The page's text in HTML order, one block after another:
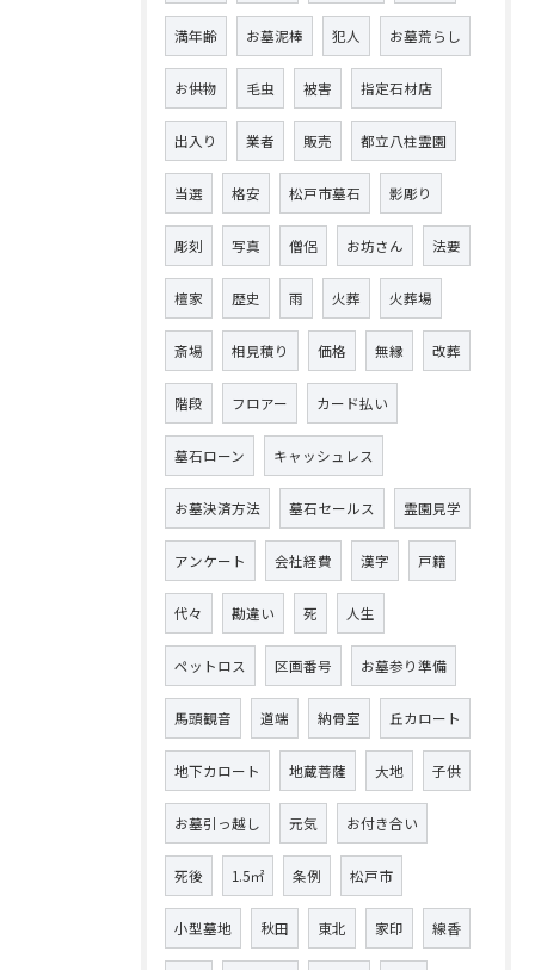
満年齢 お墓泥棒 犯人 お墓荒らし
お供物 毛虫 被害 指定石材店
出入り 業者 販売 都立八柱霊園
当選 格安 松戸市墓石 影彫り
彫刻 写真 僧侶 お坊さん 法要
檀家 歴史 雨 火葬 火葬場
斎場 相見積り 価格 無縁 改葬
階段 フロアー カード払い
墓石ローン キャッシュレス
お墓決済方法 墓石セールス 霊園見学
アンケート 会社経費 漢字 戸籍
代々 勘違い 死 人生
ペットロス 区画番号 お墓参り準備
馬頭観音 道端 納骨室 丘カロート
地下カロート 地蔵菩薩 大地 子供
お墓引っ越し 元気 お付き合い
死後 1.5㎡ 条例 松戸市
小型墓地 秋田 東北 家印 線香